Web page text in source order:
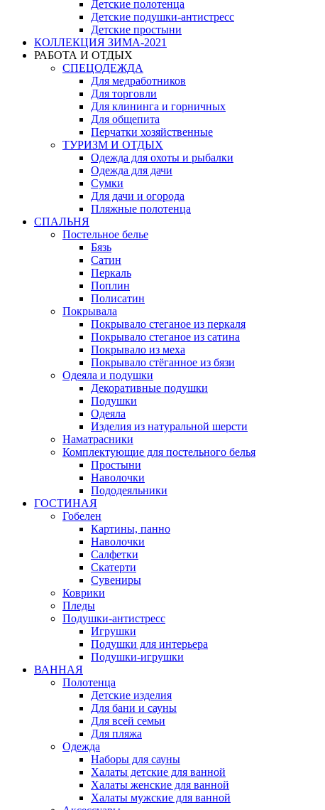
Детские полотенца
Детские подушки-антистресс
Детские простыни
КОЛЛЕКЦИЯ ЗИМА-2021
РАБОТА И ОТДЫХ
СПЕЦОДЕЖДА
Для медработников
Для торговли
Для клининга и горничных
Для общепита
Перчатки хозяйственные
ТУРИЗМ И ОТДЫХ
Одежда для охоты и рыбалки
Одежда для дачи
Сумки
Для дачи и огорода
Пляжные полотенца
СПАЛЬНЯ
Постельное белье
Бязь
Сатин
Перкаль
Поплин
Полисатин
Покрывала
Покрывало стеганое из перкаля
Покрывало стеганое из сатина
Покрывало из меха
Покрывало стёганное из бязи
Одеяла и подушки
Декоративные подушки
Подушки
Одеяла
Изделия из натуральной шерсти
Наматраcники
Комплектующие для постельного белья
Простыни
Наволочки
Пододеяльники
ГОСТИНАЯ
Гобелен
Картины, панно
Наволочки
Салфетки
Скатерти
Сувениры
Коврики
Пледы
Подушки-антистресс
Игрушки
Подушки для интерьера
Подушки-игрушки
ВАННАЯ
Полотенца
Детские изделия
Для бани и сауны
Для всей семьи
Для пляжа
Одежда
Наборы для сауны
Халаты детские для ванной
Халаты женские для ванной
Халаты мужские для ванной